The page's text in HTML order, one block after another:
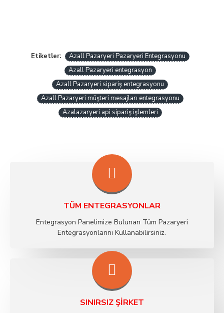
Etiketler:
Azall Pazaryeri Pazaryeri Entegrasyonu
Azall Pazaryeri entegrasyon
Azall Pazaryeri sipariş entegrasyonu
Azall Pazaryeri müşteri mesajları entegrasyonu
Azalazaryeri api sipariş işlemleri
TÜM ENTEGRASYONLAR
Entegrasyon Panelimize Bulunan Tüm Pazaryeri
Entegrasyonlarını Kullanabilirsiniz.
SINIRSIZ ŞIRKET